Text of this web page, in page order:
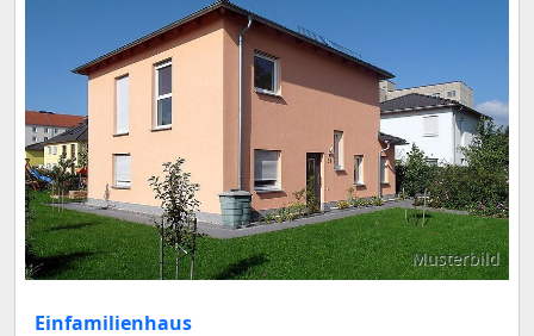
Musterbild
Einfamilienhaus